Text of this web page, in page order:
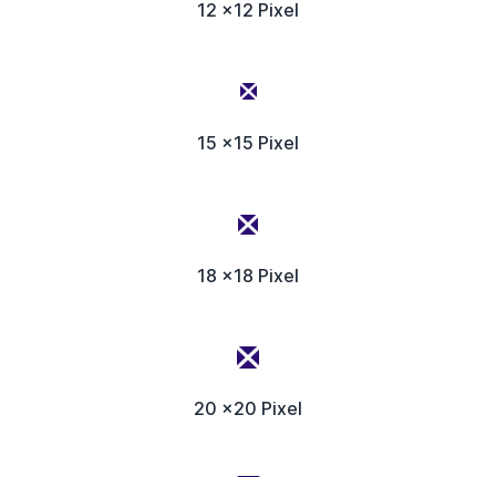
12 x12 Pixel
15 x15 Pixel
18 x18 Pixel
20 x20 Pixel